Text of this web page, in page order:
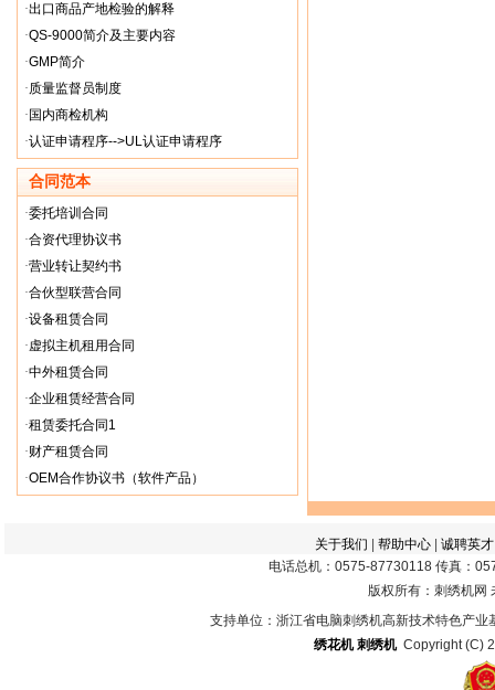
·出口商品产地检验的解释
·QS-9000简介及主要内容
·GMP简介
·质量监督员制度
· 国内商检机构
·认证申请程序-->UL认证申请程序
合同范本
·委托培训合同
·合资代理协议书
·营业转让契约书
·合伙型联营合同
·设备租赁合同
·虚拟主机租用合同
·中外租赁合同
·企业租赁经营合同
·租赁委托合同1
·财产租赁合同
·OEM合作协议书（软件产品）
关于我们 帮助中心| 诚聘英才
电话总机：0575-87730118 传真：
版权所有：刺绣机网
支持单位：浙江省电脑刺绣机高新技术特色产
绣花机 刺绣机Copyright (C)